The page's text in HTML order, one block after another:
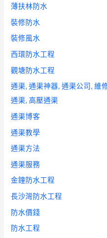
薄扶林防水
裝修防水
裝修風水
西環防水工程
觀塘防水工程
通渠, 通渠神器, 通渠公司, 維
通渠, 高壓通渠
通渠博客
通渠教學
通渠方法
通渠服務
金鐘防水工程
長沙灣防水工程
防水價錢
防水工程